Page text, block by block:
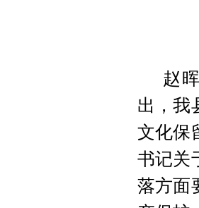
赵
出，我
文化保
书记关
落方面